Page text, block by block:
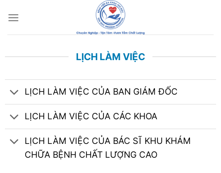
đến
LỊCH LÀM VIỆC
LỊCH LÀM VIỆC CỦA BAN GIÁM ĐỐC
LỊCH LÀM VIỆC CỦA CÁC KHOA
LỊCH LÀM VIỆC CỦA BÁC SĨ KHU KHÁM
CHỮA BỆNH CHẤT LƯỢNG CAO